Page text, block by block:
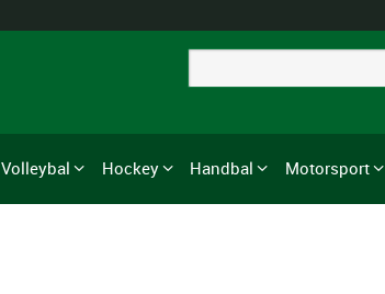
Volleybal Hockey Handbal Motorsport